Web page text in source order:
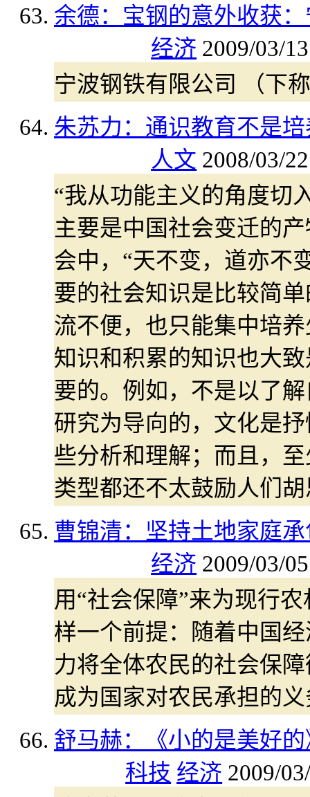
余德：宝钢的意外收获
经济 2009/03/
宁波钢铁有限公司 （下
朱苏力：通识教育不是培
人文 2008/03/
“我从功能主义的角度切
主要是中国社会变迁的
会中，“天不变，道亦不
要的社会知识是比较简
流不便，也只能集中培
知识和积累的知识也大
要的。例如，不是以了
研究为导向的，文化是
些分析和理解；而且，
类型都还不太鼓励人们
曹锦清：坚持土地家庭
经济 2009/03/
用“社会保障”来为现行
样一个前提：随着中国
力将全体农民的社会保
成为国家对农民承担的
舒马赫：《小的是美好
科技 经济 2009/